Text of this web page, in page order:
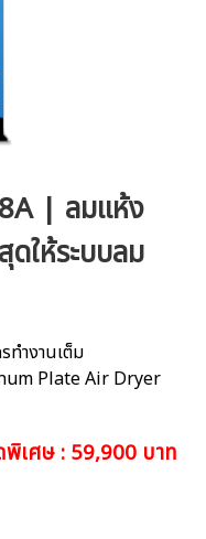
| ลมแห้ง
ให้ระบบลม
ทำงานเต็ม
Plate Air Dryer
พิเศษ : 59,900 บาท